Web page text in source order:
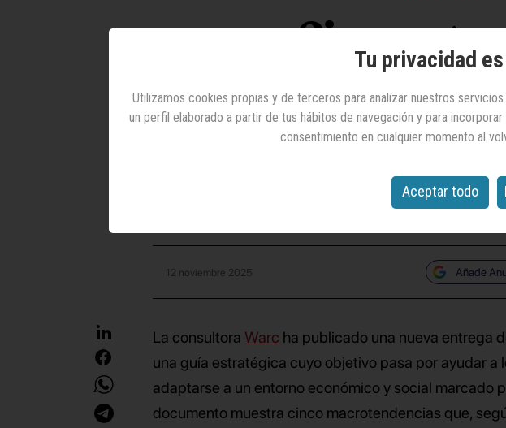
Cinco
anunciantes
afrontar
tendencias que el próximo año
12 noviembre 2025 Añade
La consultora Warc ha publicado una nueva entrega
una guía estratégica cuyo objetivo pasa por ayudar a
adaptarse a un entorno económico y social marcado
documento muestra cinco macrotendencias que,
Tu privacidad
Utilizamos cookies propias y de terceros para analizar nuestros
un perfil elaborado a partir de tus hábitos de navegación y para
consentimiento en cualquier momento al
Aceptar todo